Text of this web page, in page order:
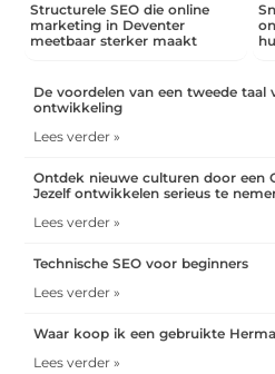
Structurele SEO die online
marketing in Deventer
meetbaar sterker maakt
De voordelen van een tweede taal
ontwikkeling
Lees verder »
Ontdek nieuwe culturen door een
Jezelf ontwikkelen serieus te
Lees verder »
Technische SEO voor beginners
Lees verder »
Waar koop ik een gebruikte
Lees verder »